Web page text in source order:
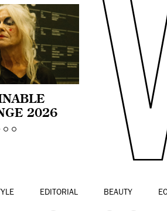
2026
LA
EDITORIAL BEAUTY